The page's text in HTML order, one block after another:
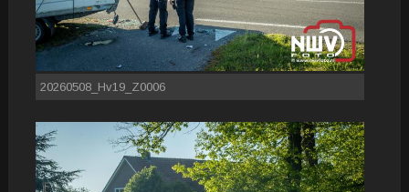
20260508_Hv19_Z0006